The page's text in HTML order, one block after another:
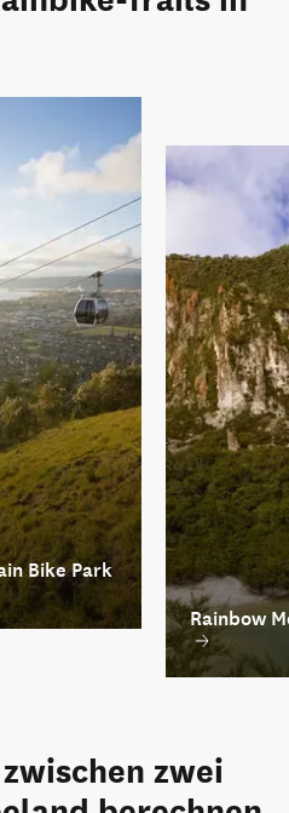
Bike Park
Rainbow
zwei